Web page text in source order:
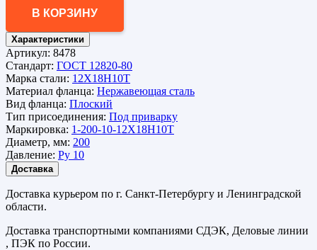
В КОРЗИНУ
Характеристики
Артикул: 8478
Стандарт: ГОСТ 12820-80
Марка стали: 12Х18Н10Т
Материал фланца: Нержавеющая сталь
Вид фланца: Плоский
Тип присоединения: Под приварку
Маркировка: 1-200-10-12Х18Н10Т
Диаметр, мм: 200
Давление: Ру 10
Доставка
Доставка курьером по г. Санкт-Петербургу и Ленинградской
области.
Доставка транспортными компаниями СДЭК, Деловые линии
, ПЭК по России.